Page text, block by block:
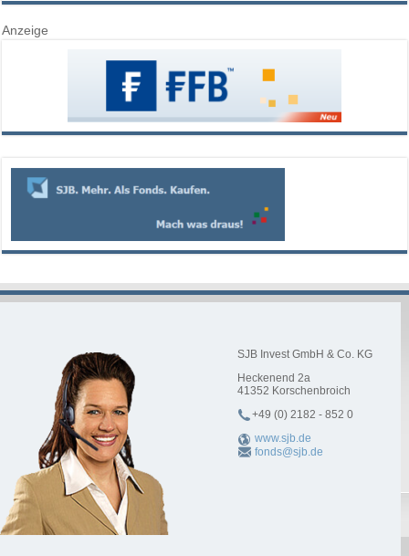
Anzeige
SJB Invest GmbH & Co. KG
Heckenend 2a
41352 Korschenbroich
+49 (0) 2182 - 852 0
www.sjb.de
fonds@sjb.de